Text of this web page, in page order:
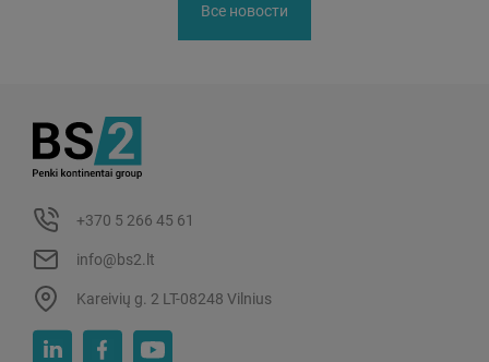
Все новости
+370 5 266 45 61
info@bs2.lt
Kareivių g. 2 LT-08248 Vilnius